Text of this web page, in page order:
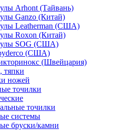
Arhont (Тайвань)
Ganzo (Китай)
Leatherman (США)
Roxon (Китай)
SOG (США)
(США)
(Швейцария)
тяпки
ножей
точилки
точилки
системы
бруски/камни